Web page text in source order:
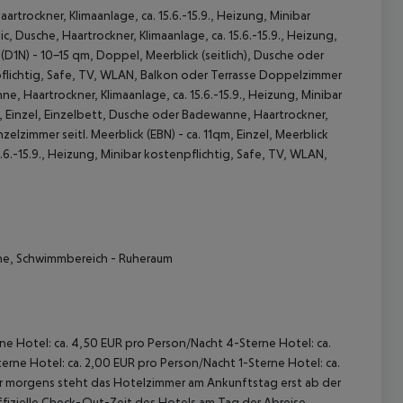
Klimaanlage, ca. 15.6.-15.9., Heizung, Minibar
Haartrockner, Klimaanlage, ca. 15.6.-15.9., Heizung,
- 10-15 qm, Doppel, Meerblick (seitlich), Dusche oder
Safe, TV, WLAN, Balkon oder Terrasse Doppelzimmer
Haartrockner, Klimaanlage, ca. 15.6.-15.9., Heizung, Minibar
Einzelbett, Dusche oder Badewanne, Haartrockner,
seitl. Meerblick (EBN) - ca. 11qm, Einzel, Meerblick
15.9., Heizung, Minibar kostenpflichtig, Safe, TV, WLAN,
Schwimmbereich - Ruheraum
Hotel: ca. 4,50 EUR pro Person/Nacht 4-Sterne Hotel: ca.
Hotel: ca. 2,00 EUR pro Person/Nacht 1-Sterne Hotel: ca.
steht das Hotelzimmer am Ankunftstag erst ab der